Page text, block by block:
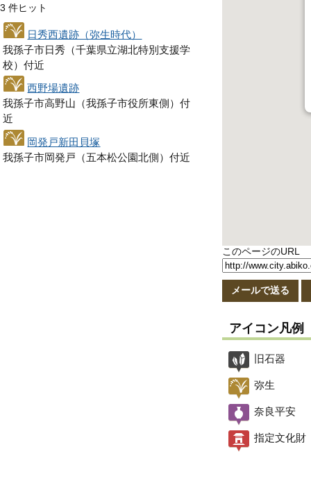
3 件ヒット
日秀西遺跡（弥生時代）
我孫子市日秀（千葉県立湖北特別支援学
校）付近
西野場遺跡
我孫子市高野山（我孫子市役所東側）付
近
岡発戸新田貝塚
我孫子市岡発戸（五本松公園北側）付近
このページのURL
メールで送る
アイコン凡例
旧石器
弥生
奈良平安
指定文化財